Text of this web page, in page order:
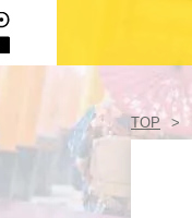
TOP